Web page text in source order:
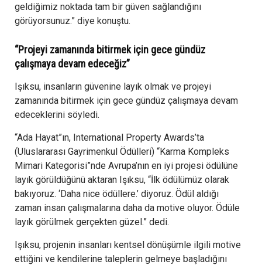
geldiğimiz noktada tam bir güven sağlandığını
görüyorsunuz.” diye konuştu.
“Projeyi zamanında bitirmek için gece gündüz
çalışmaya devam edeceğiz”
Işıksu, insanların güvenine layık olmak ve projeyi
zamanında bitirmek için gece gündüz çalışmaya devam
edeceklerini söyledi.
“Ada Hayat”ın, International Property Awards’ta
(Uluslararası Gayrimenkul Ödülleri) “Karma Kompleks
Mimari Kategorisi”nde Avrupa’nın en iyi projesi ödülüne
layık görüldüğünü aktaran Işıksu, “İlk ödülümüz olarak
bakıyoruz. ‘Daha nice ödüllere.’ diyoruz. Ödül aldığı
zaman insan çalışmalarına daha da motive oluyor. Ödüle
layık görülmek gerçekten güzel.” dedi.
Işıksu, projenin insanları kentsel dönüşümle ilgili motive
ettiğini ve kendilerine taleplerin gelmeye başladığını